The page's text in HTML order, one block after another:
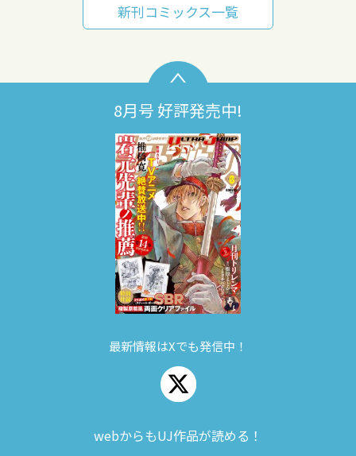
新刊コミックス一覧
8月号 好評発売中!
最新情報はXでも発信中！
webからもUJ作品が読める！